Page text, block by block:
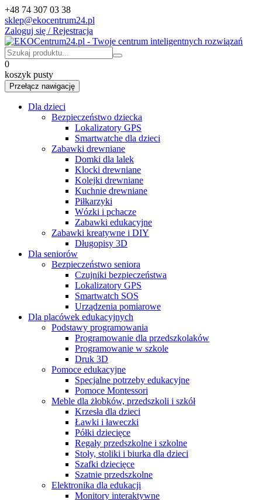
+48 74 307 03 38
sklep@ekocentrum24.pl
Zaloguj się / Rejestracja
0
koszyk pusty
Przełącz nawigację
Dla dzieci
Bezpieczeństwo dziecka
Lokalizatory GPS
Smartwatche dla dzieci
Zabawki drewniane
Domki dla lalek
Klocki drewniane
Kolejki drewniane
Kuchnie drewniane
Piłkarzyki
Wózki i pchacze
Zabawki edukacyjne
Zabawki kreatywne i DIY
Długopisy 3D
Dla seniorów
Bezpieczeństwo seniora
Czujniki bezpieczeństwa
Lokalizatory GPS
Smartwatch SOS
Urządzenia pomiarowe
Dla placówek edukacyjnych
Podstawy programowania
Programowanie dla przedszkolaków
Programowanie w szkole
Druk 3D
Pomoce edukacyjne
Specjalne potrzeby edukacyjne
Pomoce Montessori
Meble dla żłobków, przedszkoli i szkół
Krzesła dla dzieci
Ławki i ławeczki
Półki dziecięce
Regały przedszkolne i szkolne
Stoły, stoliki i biurka dla dzieci
Szafki dziecięce
Szatnie przedszkolne
Elektronika dla edukacji
Monitory interaktywne